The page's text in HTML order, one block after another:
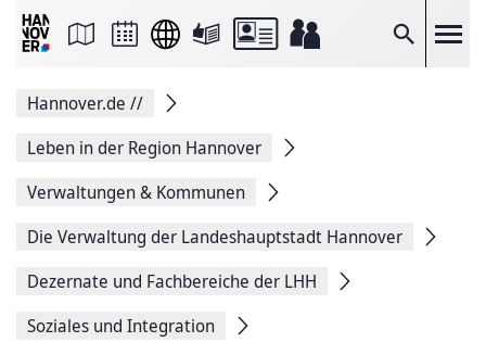
Suche
Seite
Facebook
teilen
Seitenlink
Seite
Hannover.de //
Leben in der Region Hannover
Verwaltungen & Kommunen
Die Verwaltung der Landeshauptstadt Hannover
Dezernate und Fachbereiche der LHH
Soziales und Integration